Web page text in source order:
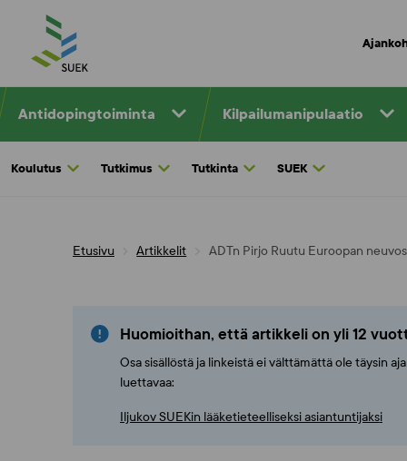
content
Antidopingtoiminta Kilpailumanipulaatio
Koulutus Tutkimus Tutkinta SUEK
Etusivu Artikkelit ADTn Pirjo Ruutu Euroopan
Huomioithan, että artikkeli on yli 12
Osa sisällöstä ja linkeistä ei välttämättä ole täysin
luettavaa:
Iljukov SUEKin lääketieteelliseksi asiantuntijaksi